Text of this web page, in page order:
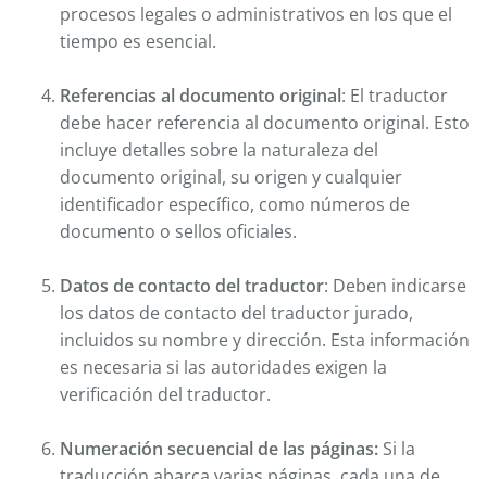
procesos legales o administrativos en los que el
tiempo es esencial.
Referencias al documento original: El traductor
debe hacer referencia al documento original. Esto
incluye detalles sobre la naturaleza del
documento original, su origen y cualquier
identificador específico, como números de
documento o sellos oficiales.
Datos de contacto del traductor: Deben indicarse
los datos de contacto del traductor jurado,
incluidos su nombre y dirección. Esta información
es necesaria si las autoridades exigen la
verificación del traductor.
Numeración secuencial de las páginas: Si la